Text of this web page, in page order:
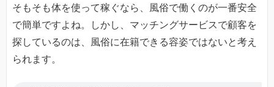
そもそも体を使って稼ぐなら、風俗で働くのが一番安全
で簡単ですよね。しかし、マッチングサービスで顧客を
探しているのは、風俗に在籍できる容姿ではないと考え
られます。